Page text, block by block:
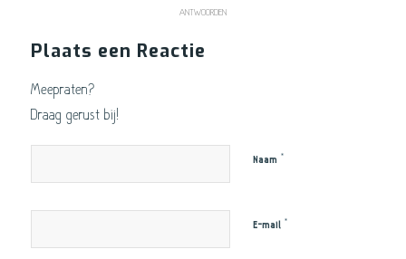
ANTWOORDEN
Plaats een Reactie
Meepraten?
Draag gerust bij!
Naam *
E-mail *